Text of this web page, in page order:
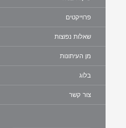
פרוייקטים
שאלות נפוצות
מן העיתונות
בלוג
צור קשר